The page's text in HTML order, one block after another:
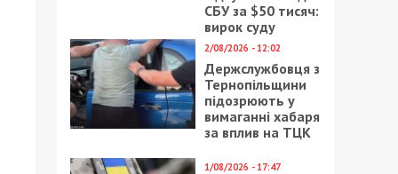
СБУ за $50 тисяч:
вирок суду
2/08/2026 - 12:02
Держслужбовця з
Тернопільщини
підозрюють у
вимаганні хабаря
за вплив на ТЦК
1/08/2026 - 17:47